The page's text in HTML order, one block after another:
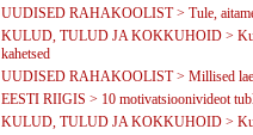
UUDISED RAHAKOOLIST > Tule,
KULUD, TULUD JA KOKKUHOID >
kahetsed
UUDISED RAHAKOOLIST > Millised
EESTI RIIGIS > 10 motivatsioonivideot
KULUD, TULUD JA KOKKUHOID >